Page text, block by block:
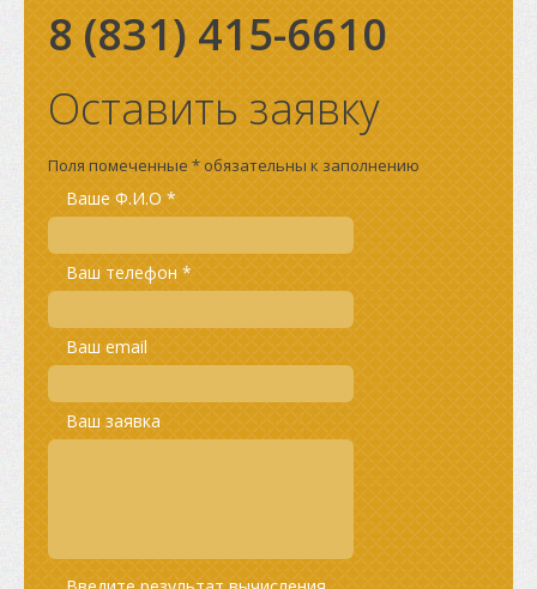
8 (831) 415-6610
Оставить заявку
Поля помеченные * обязательны к заполнению
Ваше Ф.И.О *
Ваш телефон *
Ваш email
Ваш заявка